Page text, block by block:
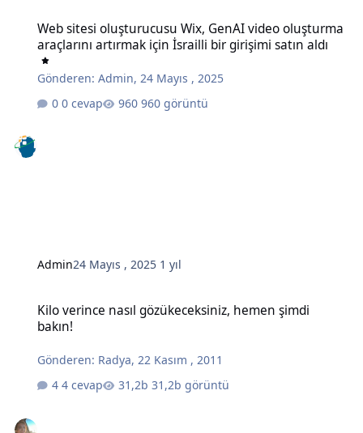
Web sitesi oluşturucusu Wix, GenAI video oluşturma
araçlarını artırmak için İsrailli bir girişimi satın aldı
Gönderen:Admin, 24 Mayıs , 2025
0 cevap
960 görüntü
Admin24 Mayıs , 2025 1 yıl
Kilo verince nasıl gözükeceksiniz, hemen şimdi
bakın!
Gönderen: Radya, 22 Kasım , 2011
4 cevap
31,2b görüntü